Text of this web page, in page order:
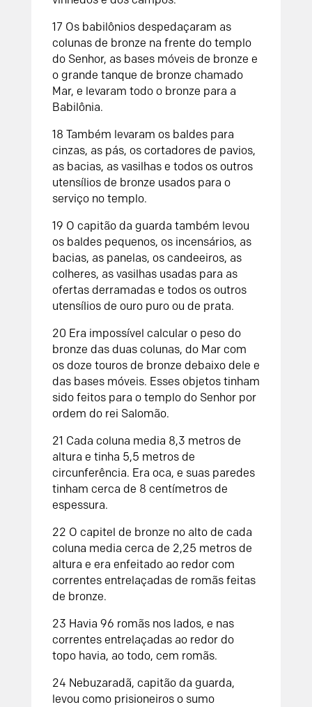
17 Os babilônios despedaçaram as
colunas de bronze na frente do templo
do Senhor, as bases móveis de bronze e
o grande tanque de bronze chamado
Mar, e levaram todo o bronze para a
Babilônia.
18 Também levaram os baldes para
cinzas, as pás, os cortadores de pavios,
as bacias, as vasilhas e todos os outros
utensílios de bronze usados para o
serviço no templo.
19 O capitão da guarda também levou
os baldes pequenos, os incensários, as
bacias, as panelas, os candeeiros, as
colheres, as vasilhas usadas para as
ofertas derramadas e todos os outros
utensílios de ouro puro ou de prata.
20 Era impossível calcular o peso do
bronze das duas colunas, do Mar com
os doze touros de bronze debaixo dele e
das bases móveis. Esses objetos tinham
sido feitos para o templo do Senhorpor
ordem do rei Salomão.
21 Cada coluna media 8,3 metros de
altura e tinha 5,5 metros de
circunferência. Era oca, e suas paredes
tinham cerca de 8 centímetros de
espessura.
22 O capitel de bronze no alto de cada
coluna media cerca de 2,25 metros de
altura e era enfeitado ao redor com
correntes entrelaçadas de romãs feitas
de bronze.
23 Havia 96 romãs nos lados, e nas
correntes entrelaçadas ao redor do
topo havia, ao todo, cem romãs.
24 Nebuzaradã, capitão da guarda,
levou como prisioneiros o sumo